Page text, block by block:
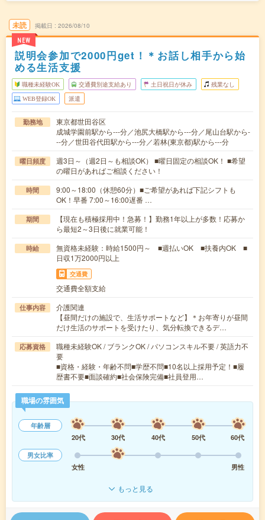
未読
NEW
掲載日 2026/08/10
説明会参加で2000円get！＊お話し相手から始
める生活支援
職種未経験OK 交通費別途支給あり 土日祝日が休み 残業なし
WEB登録OK 派遣
勤務地
東京都世田谷区
成城学園前駅から---分／池尻大橋駅から---分／尾山台駅から-
--分／世田谷代田駅から---分／若林(東京都)駅から---分
曜日頻度
週3日～（週2日～も相談OK） ■曜日固定の相談OK！ ■希望
の曜日があればご相談ください！
時間
9:00～18:00（休憩60分）■ご希望があれば下記シフトも
OK！早番 7:00～16:00遅番 …
期間
【現在も積極採用中！急募！】勤務1年以上が多数！応募か
ら最短2～3日後に就業可能！
時給
無資格未経験：時給1500円～ ■週払いOK ■扶養内OK ■
日収1万2000円以上
交通費
交通費全額支給
仕事内容
介護関連
【昼間だけの施設で、生活サポートなど】＊お年寄りが昼間
だけ生活のサポートを受けたり、気分転換できるデ…
応募資格
職種未経験OK / ブランクOK / パソコンスキル不要 / 英語力不
要
■資格・経験・年齢不問■学歴不問■10名以上採用予定！■履
歴書不要■面談確約■社会保険完備■社員登用…
職場の雰囲気
年齢層
20代
30代 40代 50代
60代
男女比率
女性
男性
もっと見る